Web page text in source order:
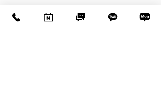
의 길이와 건전성, 뿌리 끝 염증과 잇몸뼈 상태에 따라 보존
이 어려운 경우도 있으므로, 정밀한 진단으로 보존 가능 여